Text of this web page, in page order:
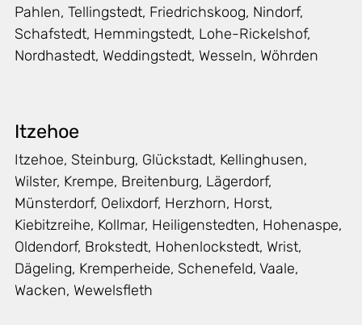
Pahlen, Tellingstedt, Friedrichskoog, Nindorf,
Schafstedt, Hemmingstedt, Lohe-Rickelshof,
Nordhastedt, Weddingstedt, Wesseln, Wöhrden
Itzehoe
Itzehoe, Steinburg, Glückstadt, Kellinghusen,
Wilster, Krempe, Breitenburg, Lägerdorf,
Münsterdorf, Oelixdorf, Herzhorn, Horst,
Kiebitzreihe, Kollmar, Heiligenstedten, Hohenaspe,
Oldendorf, Brokstedt, Hohenlockstedt, Wrist,
Dägeling, Kremperheide, Schenefeld, Vaale,
Wacken, Wewelsfleth